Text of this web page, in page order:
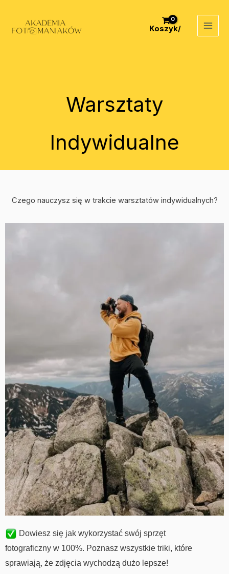
treści
Koszyk/
Warsztaty
Indywidualne
Czego nauczysz się w trakcie warsztatów indywidualnych?
Dowiesz się jak wykorzystać swój sprzęt
fotograficzny w 100%. Poznasz wszystkie triki, które
sprawiają, że zdjęcia wychodzą dużo lepsze!